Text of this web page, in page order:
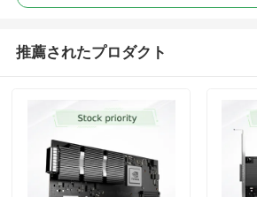
推薦されたプロダクト